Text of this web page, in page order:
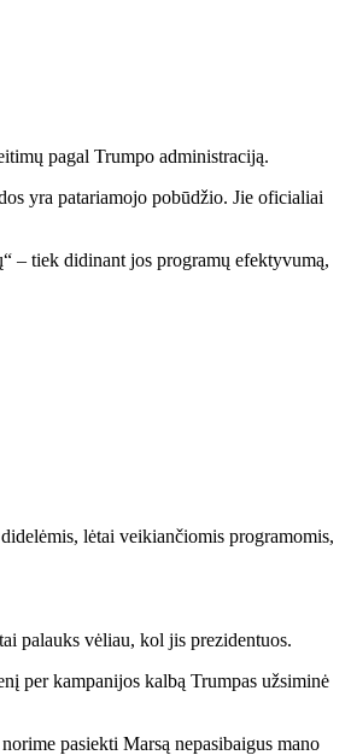
pagal Trumpo administraciją.
yra patariamojo pobūdžio. Jie oficialiai
– tiek didinant jos programų efektyvumą,
lėtai veikiančiomis programomis,
palauks vėliau, kol jis prezidentuos.
per kampanijos kalbą Trumpas užsiminė
pasiekti Marsą nepasibaigus mano